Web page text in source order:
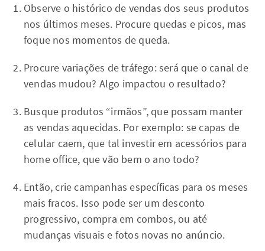
Observe o histórico de vendas dos seus produtos
nos últimos meses. Procure quedas e picos, mas
foque nos momentos de queda.
Procure variações de tráfego: será que o canal de
vendas mudou? Algo impactou o resultado?
Busque produtos “irmãos”, que possam manter
as vendas aquecidas. Por exemplo: se capas de
celular caem, que tal investir em acessórios para
home office, que vão bem o ano todo?
Então, crie campanhas específicas para os meses
mais fracos. Isso pode ser um desconto
progressivo, compra em combos, ou até
mudanças visuais e fotos novas no anúncio.